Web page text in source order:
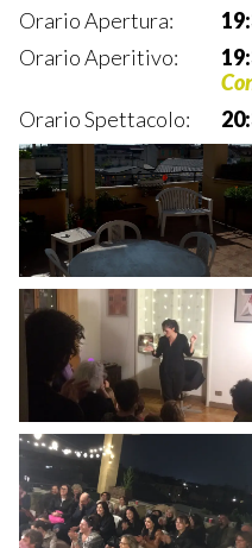
Orario Apertura:
Orario Aperitivo:
Orario Spettacolo: